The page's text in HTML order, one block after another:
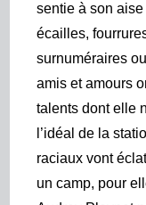
sentie à son
écailles,
surnuméraires
amis et amours
talents dont elle
l’idéal de la
raciaux vont
un camp, pour